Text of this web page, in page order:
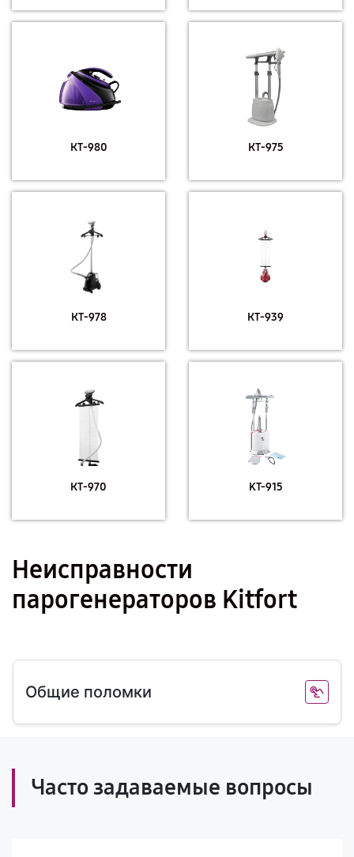
КТ-980 КТ-975
КТ-978 КТ-939
КТ-970 KT-915
Неисправности
парогенераторов Kitfort
Общие поломки
Часто задаваемые вопросы